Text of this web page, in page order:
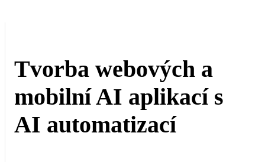
Tvorba webových a
mobilní AI aplikací s
AI automatizací